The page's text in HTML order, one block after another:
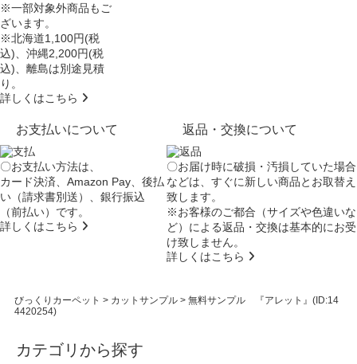
※一部対象外商品もご
ざいます。
※北海道1,100円(税
込)、沖縄2,200円(税
込)、離島は別途見積
り。
詳しくはこちら
お支払いについて
〇お支払い方法は、
カード決済、Amazon Pay、後払
い（請求書別送）、銀行振込
（前払い）です。
詳しくはこちら
返品・交換について
〇お届け時に破損・汚損していた場合
などは、すぐに新しい商品とお取替え
致します。
※お客様のご都合（サイズや色違いな
ど）による返品・交換は基本的にお受
け致しません。
詳しくはこちら
びっくりカーペット > カットサンプル> 無料サンプル 『アレット』(ID:14
4420254)
カテゴリから探す